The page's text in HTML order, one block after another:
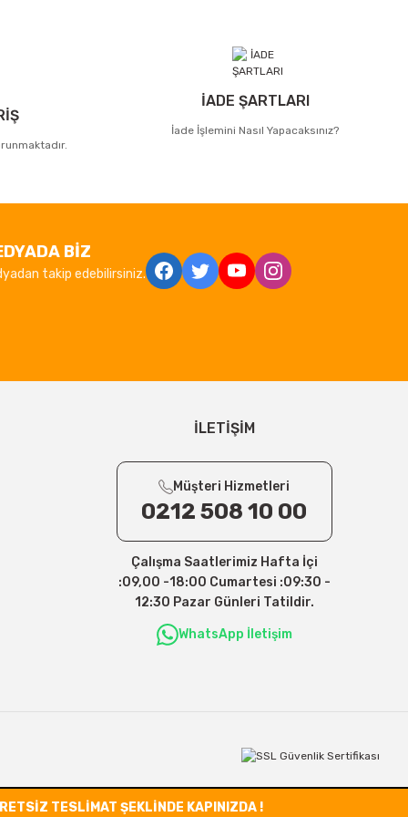
İADE ŞARTLARI
İade İşlemini Nasıl Yapacaksınız?
BİZ
takip edebilirsiniz.
İLETİŞİM
Müşteri Hizmetleri
0212 508 10 00
Çalışma Saatlerimiz Hafta İçi
:09,00 -18:00 Cumartesi :09:30 -
12:30 Pazar Günleri Tatildir.
WhatsApp İletişim
TESLİMAT ŞEKLİNDE KAPINIZDA !